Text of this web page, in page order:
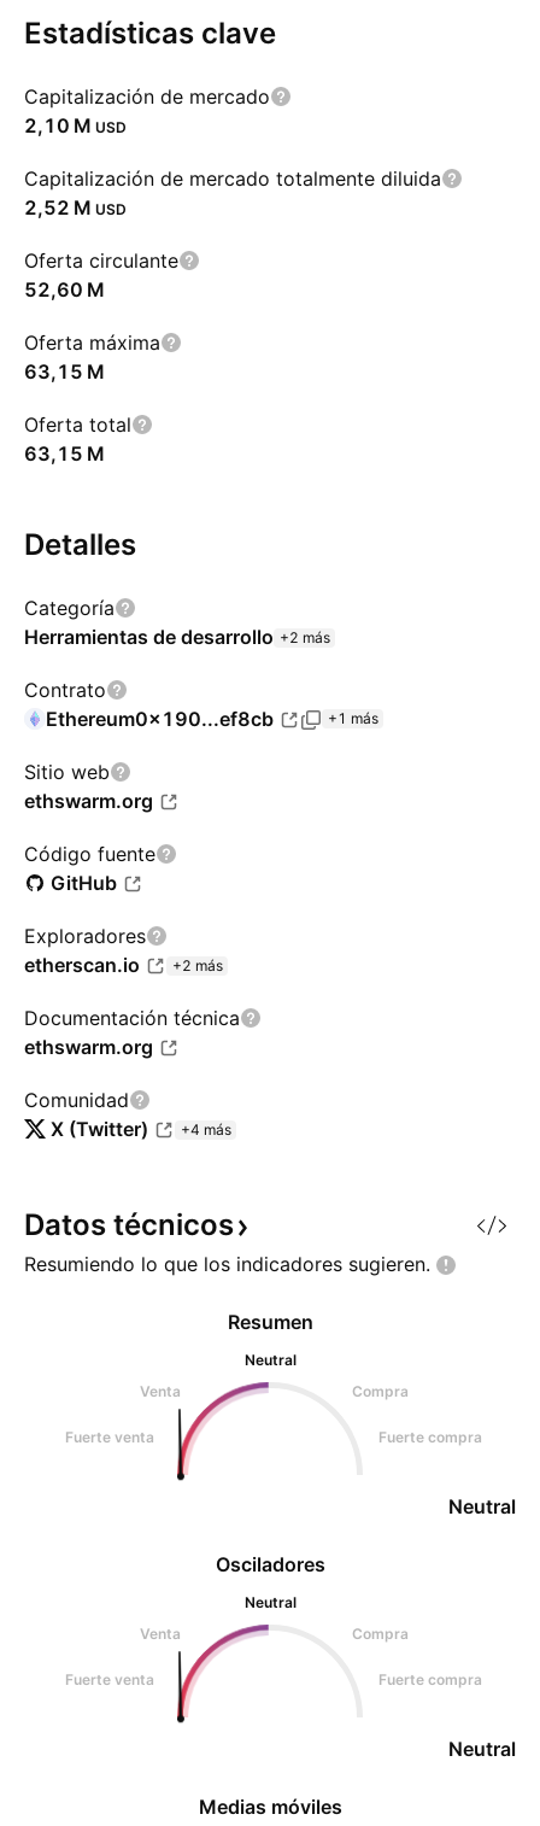
Estadísticas clave
Capitalización de mercado
‪2,10 M‬ USD
Capitalización de mercado totalmente diluida
‪2,52 M‬ USD
Oferta circulante
‪52,60 M‬
Oferta máxima
‪63,15 M‬
Oferta total
‪63,15 M‬
Detalles
Categoría
Herramientas de desarrollo +2 más
Contrato
Ethereum0x190...ef8cb +1 más
Sitio web
ethswarm.org
Código fuente
GitHub
Exploradores
etherscan.io
+2 más
Documentación técnica
ethswarm.org
Comunidad
X (Twitter)
+4 más
Datos técnicos
Resumiendo lo que los indicadores sugieren.
Osciladores
Neutral
Venta
Compra
Fuerte venta Fuerte compra
Neutral
Resumen
Neutral
Venta
Compra
Fuerte venta Fuerte compra
Neutral
Medias móviles